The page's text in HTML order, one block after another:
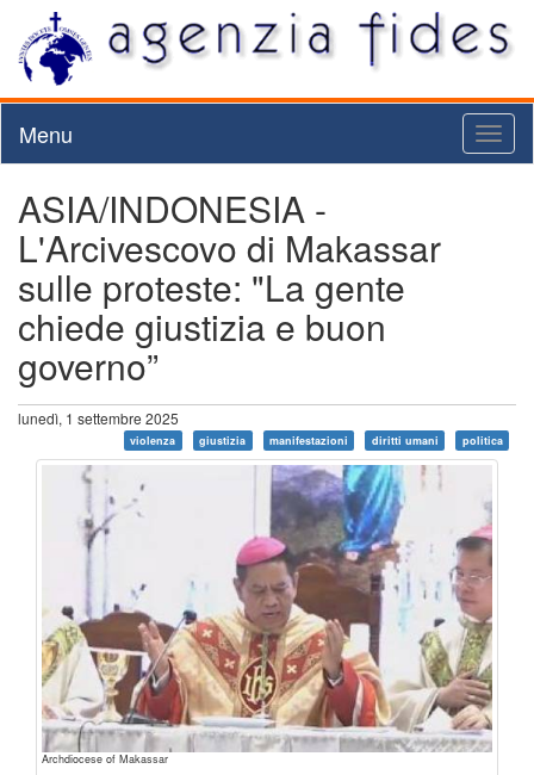
Menu
ASIA/INDONESIA -
L'Arcivescovo di Makassar
sulle proteste: "La gente
chiede giustizia e buon
governo”
lunedì, 1 settembre 2025
violenza giustizia manifestazioni diritti umani politica
Archdiocese of Makassar